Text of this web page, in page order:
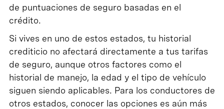
de puntuaciones de seguro basadas en el
crédito.
Si vives en uno de estos estados, tu historial
crediticio no afectará directamente a tus tarifas
de seguro, aunque otros factores como el
historial de manejo, la edad y el tipo de vehículo
siguen siendo aplicables. Para los conductores de
otros estados, conocer las opciones es aún más